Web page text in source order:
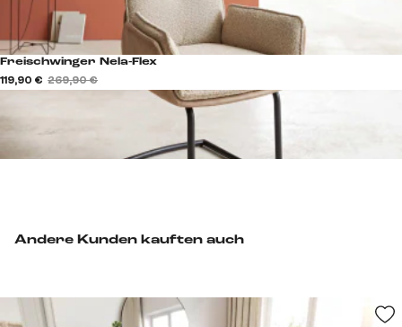
Andere Kunden kauften auch
Freischwinger Nela-Flex
119,90 € 269,90 €